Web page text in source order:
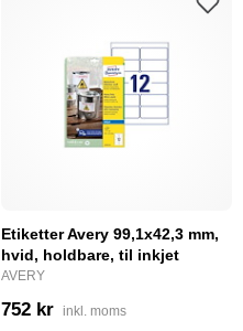
Etiketter Avery 99,1x42,3 mm,
hvid, holdbare, til inkjet
AVERY
752 kr inkl. moms